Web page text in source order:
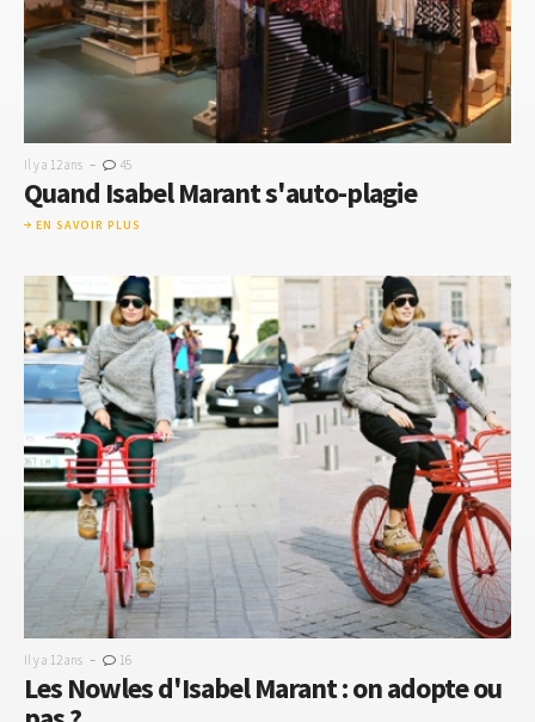
Il y a 12 ans - 45
Quand Isabel Marant s'auto-plagie
EN SAVOIR PLUS
Il y a 12 ans - 16
Les Nowles d'Isabel Marant : on adopte ou